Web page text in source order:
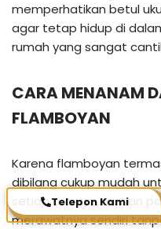
memperhatikan betul
agar tetap hidup di
rumah yang sangat
CARA MENANAM
FLAMBOYAN
Karena flamboyan
dibilang cukup mudah
setiap orang rumahan
merawatnya sendiri
Telepon Kami